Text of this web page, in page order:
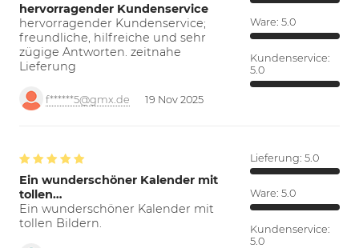
hervorragender Kundenservice
hervorragender Kundenservice;
freundliche, hilfreiche und sehr
zügige Antworten. zeitnahe
Lieferung
f******5@gmx.de 19 Nov 2025
Ware: 5.0
Kundenservice:
5.0
Ein wunderschöner Kalender mit
tollen…
Ein wunderschöner Kalender mit
tollen Bildern.
Lieferung: 5.0
Ware: 5.0
Kundenservice:
5.0